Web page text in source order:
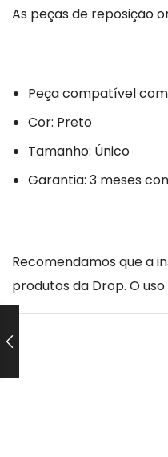
As peças de reposição
Peça compatível
Cor: Preto
Tamanho: Único
Garantia: 3 meses
Recomendamos que a
produtos da Drop. O